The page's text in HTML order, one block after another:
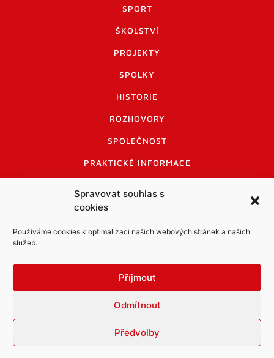
Spravovat souhlas s
cookies
Používáme cookies k optimalizaci našich webových stránek a našich
služeb.
Příjmout
Odmítnout
Předvolby
SPORT
ŠKOLSTVÍ
PROJEKTY
SPOLKY
HISTORIE
ROZHOVORY
SPOLEČNOST
PRAKTICKÉ INFORMACE
INFORMACE A KODEX DISKUTUJÍCÍCH
LOGO A LOGO MANUÁL
© Město Mníšek pod Brdy
Informace o zpracování osobních údajů